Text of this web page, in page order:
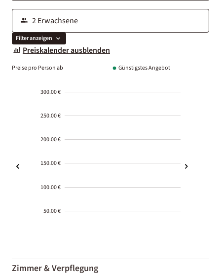
Filter anzeigen
Preiskalender ausblenden
Preise pro Person ab Günstigstes Angebot
300.00 €
250.00 €
200.00 €
150.00 €
100.00 €
50.00 €
01-02
Zimmer & Verpflegung